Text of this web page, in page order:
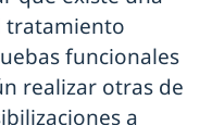
tratamiento
funcionales
realizar otras de
a